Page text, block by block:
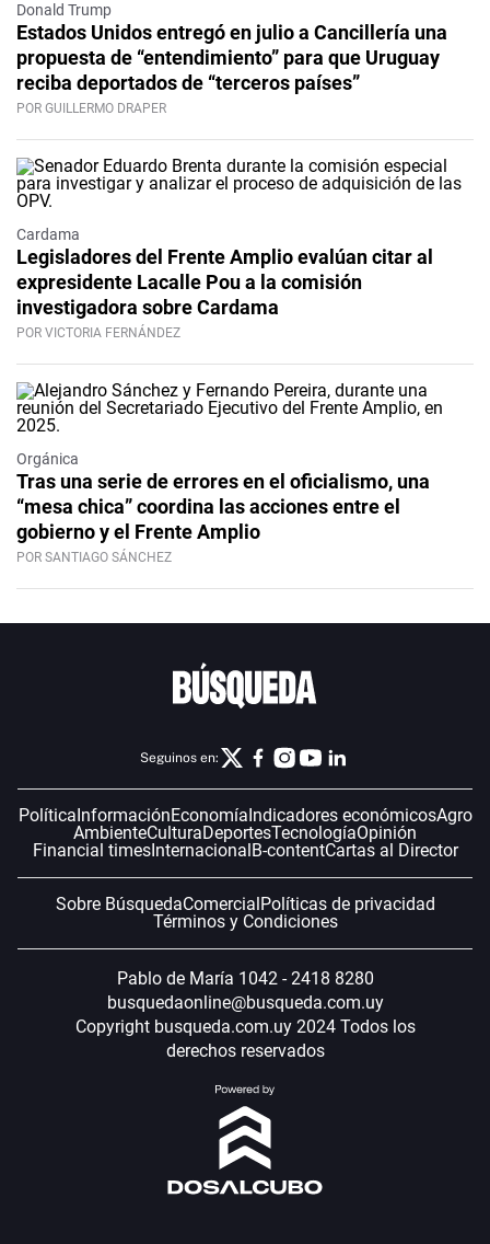
Donald Trump
Estados Unidos entregó en julio a Cancillería una
propuesta de “entendimiento” para que Uruguay
reciba deportados de “terceros países”
POR GUILLERMO DRAPER
Cardama
Legisladores del Frente Amplio evalúan citar al
expresidente Lacalle Pou a la comisión
investigadora sobre Cardama
POR VICTORIA FERNÁNDEZ
Orgánica
Tras una serie de errores en el oficialismo, una
“mesa chica” coordina las acciones entre el
gobierno y el Frente Amplio
POR SANTIAGO SÁNCHEZ
Seguinos en:
PolíticaInformaciónEconomíaIndicadores económicosAgro
AmbienteCulturaDeportesTecnologíaOpinión
Financial timesInternacionalB-contentCartas al Director
Sobre BúsquedaComercialPolíticas de privacidad
Términos y Condiciones
Pablo de María 1042 - 2418 8280
busquedaonline@busqueda.com.uy
Copyright busqueda.com.uy 2024 Todos los
derechos reservados